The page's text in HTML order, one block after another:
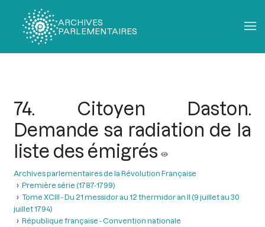
ARCHIVES
PARLEMENTAIRES
74. Citoyen Daston.
Demande sa radiation de la
liste des émigrés
Archives parlementaires de la Révolution Française
Première série (1787-1799)
Tome XCIII - Du 21 messidor au 12 thermidor an II (9 juillet au 30
juillet 1794)
République française - Convention nationale